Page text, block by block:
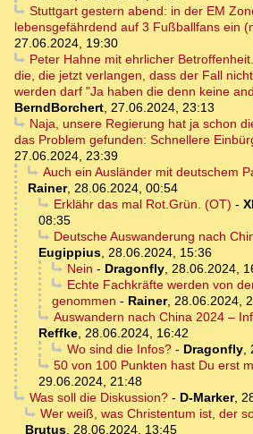
Stuttgart gestern abend: in der EM
lebensgefährdend auf 3 Fußballfans ein
27.06.2024, 19:30
Peter Hahne mit ehrlicher
die, die jetzt verlangen, dass der Fall
werden darf "Ja haben die denn keine
BerndBorchert, 27.06.2024, 23:13
Naja, unsere Regierung hat ja schon
das Problem gefunden: Schnellere
27.06.2024, 23:39
Auch ein Ausländer mit deutschem
Rainer, 28.06.2024, 00:54
Erklähr das mal Rot.Grün. (OT) -
08:35
Deutsche Auswanderung nach
Eugippius, 28.06.2024, 15:36
Nein - Dragonfly, 28.06.2024,
Echte Fachkräfte werden von
genommen - Rainer, 28.06.2024,
Auswandern nach China 2024 –
Reffke, 28.06.2024, 16:42
Wo sind die Infos?- Dragonfly,
50 von 100 Punkten hast Du erst
29.06.2024, 21:48
Was soll die Diskussion?- D-Marker,
Wer weiß, was Christentum ist, der
Brutus, 28.06.2024, 13:45